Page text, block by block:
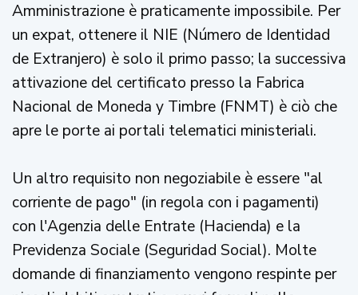
Amministrazione è praticamente impossibile. Per
un expat, ottenere il NIE (Número de Identidad
de Extranjero) è solo il primo passo; la successiva
attivazione del certificato presso la Fabrica
Nacional de Moneda y Timbre (FNMT) è ciò che
apre le porte ai portali telematici ministeriali.
Un altro requisito non negoziabile è essere "al
corriente de pago" (in regola con i pagamenti)
con l'Agenzia delle Entrate (Hacienda) e la
Previdenza Sociale (Seguridad Social). Molte
domande di finanziamento vengono respinte per